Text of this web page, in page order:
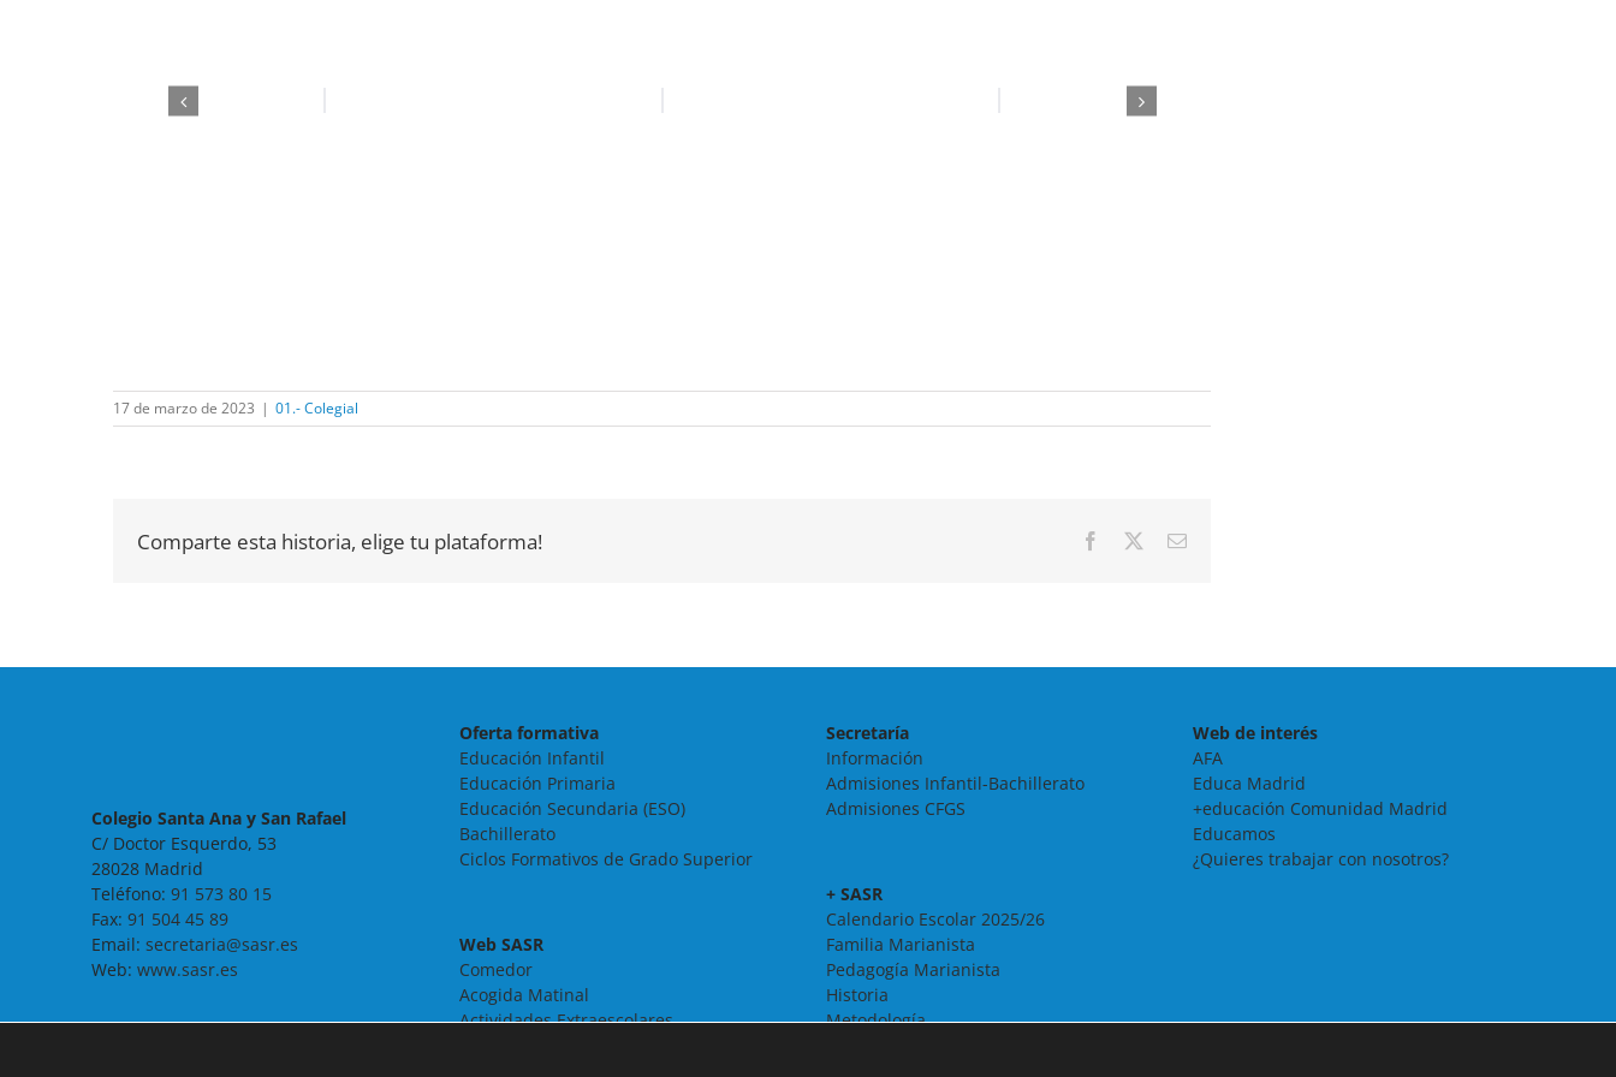
17 de marzo de 2023 | 01.- Colegial
Comparte esta historia, elige tu plataforma! Facebook
Correo
Colegio Santa Ana y San Rafael
C/ Doctor Esquerdo, 53
28028 Madrid
Teléfono:91 573 80 15
Fax:91 504 45 89
Email:secretaria@sasr.es
Web:www.sasr.es
Oferta formativa
Educación Infantil
Educación Primaria
Educación Secundaria (ESO)
Bachillerato
Ciclos Formativos de Grado Superior
Web SASR
Comedor
Acogida Matinal
Actividades Extraescolares
Secretaría
Información
Admisiones Infantil-Bachillerato
Admisiones CFGS
+ SASR
Calendario Escolar 2025/26
Familia Marianista
Pedagogía Marianista
Historia
Metodología
Web de interés
AFA
Educa Madrid
+educación Comunidad Madrid
Educamos
¿Quieres trabajar con nosotros?